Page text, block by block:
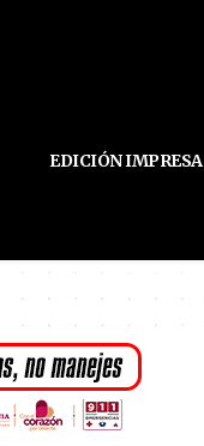
EDICIÓN IMPRESA